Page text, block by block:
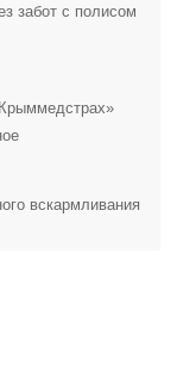
забот с полисом
вскармливания